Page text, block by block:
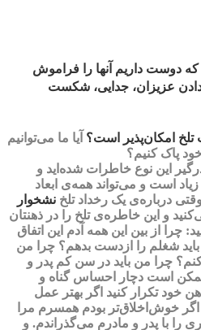
که دوست داریم آنها را فراموش
عزیزان، جدایی، شکست
امکان‌پذیر ست؟ آیا ما می‌توانیم
پاک کنیم؟
این نوع خاطرات شده‌اید و
است و می‌تواند همه‌ی ابعاد
درباره‌ی یک رخداد تلخ نشخوار
و این خاطره‌ی تلخ را در ذهنتان
چرا از بین این همه آدم این اتفاق
شغلم را ازدست بدهم؟ چرا من
چرا من باید در سن کم پدر و
است دچار احساس گناه و
خود تکرار کنید اگر بهتر عمل
خوش‌اخلاق‌تر بودم همسرم مرا
با پدر و مادرم می‌گذراندم. و